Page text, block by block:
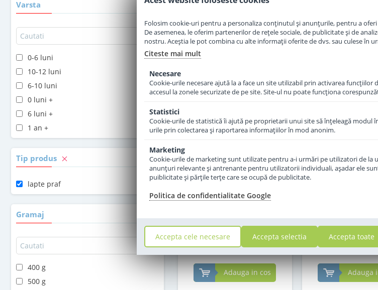
Varsta
0-6 luni
10-12 luni
6-10 luni
0 luni +
6 luni +
1 an +
Tip produs
lapte praf
Gramaj
400 g
500 g
Adauga in cos
Formula de lapte praf
Topfer 2 Bio de la 6 luni 600
69 ,00 Lei
Adauga in cos
Formula de
69 Lei
Adauga
Folosim cookie-uri pentru a personaliza conținutul și anunțurile, pentru a
De asemenea, le oferim partenerilor de rețele sociale, de publicitate și de
nostru. Aceștia le pot combina cu alte informații oferite de dvs. sau culese în
Citeste mai mult
Necesare
Cookie-urile necesare ajută la a face un site utilizabil prin activarea funcţiilor
accesul la zonele securizate de pe site. Site-ul nu poate funcţiona
Statistici
Cookie-urile de statistică îi ajută pe proprietarii unui site să înţeleagă modul
urile prin colectarea şi raportarea informaţiilor în mod anonim.
Marketing
Cookie-urile de marketing sunt utilizate pentru a-i urmări pe utilizatori de la
anunţuri relevante şi antrenante pentru utilizatorii individuali, aşadar ele
puiblicitate şi părţile terţe care se ocupă de publicitate.
Politica de confidentialitate Google
Accepta cele necesare Accepta selectia Accepta toate